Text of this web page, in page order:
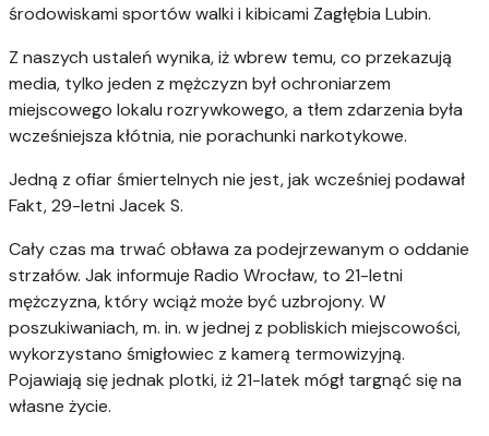
środowiskami sportów walki i kibicami Zagłębia Lubin.
Z naszych ustaleń wynika, iż wbrew temu, co przekazują
media, tylko jeden z mężczyzn był ochroniarzem
miejscowego lokalu rozrywkowego, a tłem zdarzenia była
wcześniejsza kłótnia, nie porachunki narkotykowe.
Jedną z ofiar śmiertelnych nie jest, jak wcześniej podawał
Fakt, 29-letni Jacek S.
Cały czas ma trwać obława za podejrzewanym o oddanie
strzałów. Jak informuje Radio Wrocław, to 21-letni
mężczyzna, który wciąż może być uzbrojony. W
poszukiwaniach, m. in. w jednej z pobliskich miejscowości,
wykorzystano śmigłowiec z kamerą termowizyjną.
Pojawiają się jednak plotki, iż 21-latek mógł targnąć się na
własne życie.